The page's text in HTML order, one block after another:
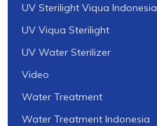
UV Sterilight Viqua Indonesia
UV Viqua Sterilight
UV Water Sterilizer
Video
Water Treatment
Water Treatment Indonesia